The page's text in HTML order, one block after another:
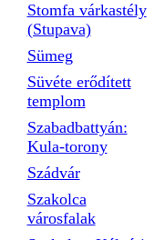
Stomfa várkastély
(Stupava)
Sümeg
Süvéte erődített
templom
Szabadbattyán:
Kula-torony
Szádvár
Szakolca
városfalak